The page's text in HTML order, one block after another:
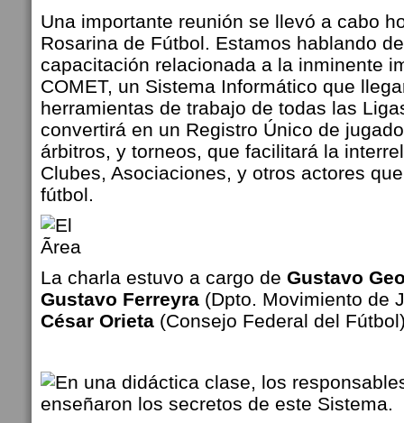
Una importante reunión se llevó a cabo
Rosarina de Fútbol. Estamos hablando
capacitación relacionada a la inminente
COMET, un Sistema Informático que
herramientas de trabajo de todas las
convertirá en un Registro Único de
árbitros, y torneos, que facilitará la
Clubes, Asociaciones, y otros actores
fútbol.
La charla estuvo a cargo de Gustavo
Gustavo Ferreyra (Dpto. Movimiento de
César Orieta (Consejo Federal del